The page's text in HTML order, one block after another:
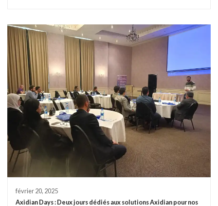
février 20, 2025
Axidian Days : Deux jours dédiés aux solutions Axidian pour nos